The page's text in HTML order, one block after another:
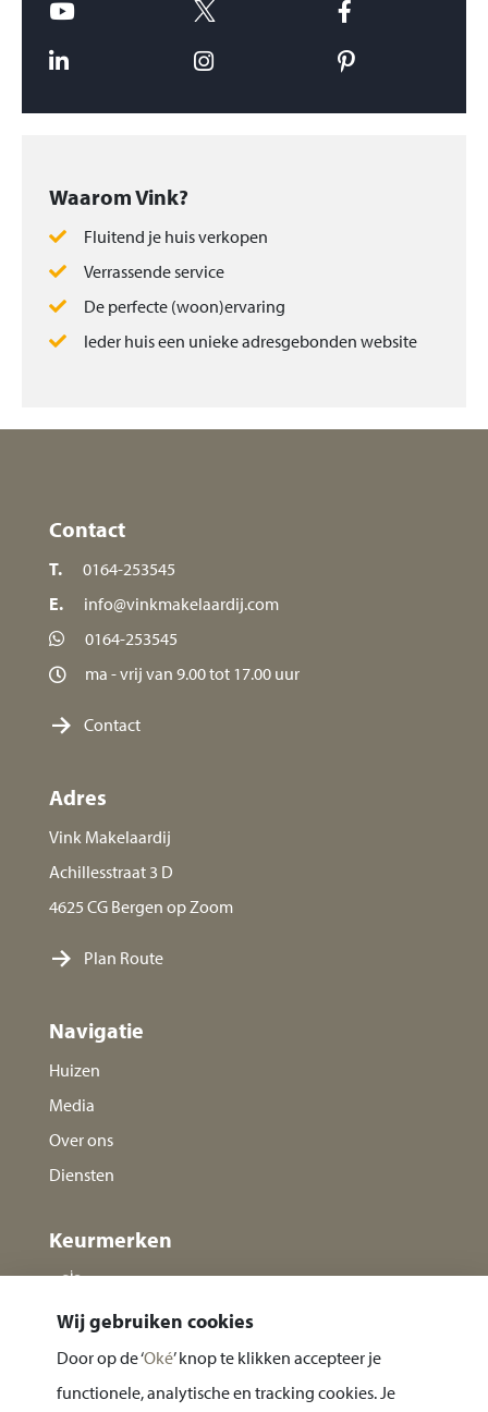
Waarom Vink?
Fluitend je huis verkopen
Verrassende service
De perfecte (woon)ervaring
Ieder huis een unieke adresgebonden website
Contact
T.
0164-253545
E.
info@vinkmakelaardij.com
0164-253545
ma - vrij van 9.00 tot 17.00 uur
Contact
Adres
Vink Makelaardij
Achillesstraat 3 D
4625 CG Bergen op Zoom
Plan Route
Navigatie
Huizen
Media
Over ons
Diensten
Keurmerken
Wij gebruiken cookies
Door op de ‘Oké’ knop te klikken accepteer je
functionele, analytische en tracking cookies. Je